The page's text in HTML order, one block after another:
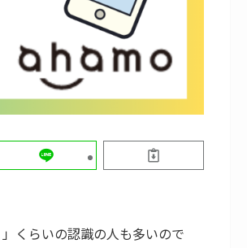
」くらいの認識の人も多いので